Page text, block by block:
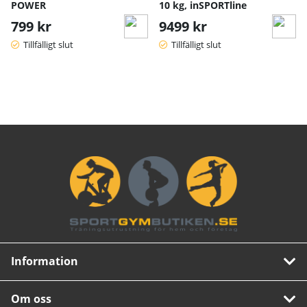
POWER
799 kr
Tillfälligt slut
10 kg, inSPORTline
9499 kr
Tillfälligt slut
Information
Om oss